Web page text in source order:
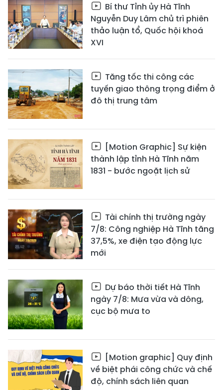
Bí thư Tỉnh ủy Hà Tĩnh
Nguyễn Duy Lâm chủ trì phiên
thảo luận tổ, Quốc hội khoá
XVI
Tăng tốc thi công các
tuyến giao thông trọng điểm ở
đô thị trung tâm
[Motion Graphic] Sự kiện
thành lập tỉnh Hà Tĩnh năm
1831 - bước ngoặt lịch sử
Tài chính thị trường ngày
7/8: Công nghiệp Hà Tĩnh tăng
37,5%, xe điện tạo động lực
mới
Dự báo thời tiết Hà Tĩnh
ngày 7/8: Mưa vừa và dông,
cục bộ mưa to
[Motion graphic] Quy định
về biệt phái công chức và chế
độ, chính sách liên quan